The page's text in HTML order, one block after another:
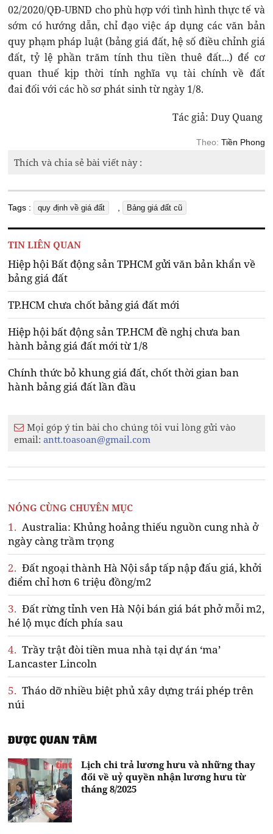
02/2020/QĐ-UBND cho phù hợp với tình hình thực tế và
sớm có hướng dẫn, chỉ đạo việc áp dụng các văn bản
quy phạm pháp luật (bảng giá đất, hệ số điều chỉnh giá
đất, tỷ lệ phần trăm tính thu tiền thuê đất...) để cơ
quan thuế kịp thời tính nghĩa vụ tài chính về đất
đai đối với các hồ sơ phát sinh từ ngày 1/8.
Tác giả: Duy Quang
Theo: Tiền Phong
Thích và chia sẻ bài viết này :
Tags : quy định về giá đất Bảng giá đất cũ
TIN LIÊN QUAN
Hiệp hội Bất động sản TPHCM gửi văn bản khẩn về
bảng giá đất
TP.HCM chưa chốt bảng giá đất mới
Hiệp hội bất động sản TP.HCM đề nghị chưa ban
hành bảng giá đất mới từ 1/8
Chính thức bỏ khung giá đất, chốt thời gian ban
hành bảng giá đất lần đầu
Mọi góp ý tin bài cho chúng tôi vui lòng gửi vào
email:antt.toasoan@gmail.com
NÓNG CÙNG CHUYÊN MỤC
1. Australia: Khủng hoảng thiếu nguồn cung nhà ở
ngày càng trầm trọng
2. Đất ngoại thành Hà Nội sắp tấp nập đấu giá, khởi
điểm chỉ hơn 6 triệu đồng/m2
3. Đất rừng tỉnh ven Hà Nội bán giá bát phở mỗi m2,
hé lộ mục đích phía sau
4. Trầy trật đòi tiền mua nhà tại dự án ‘ma’
Lancaster Lincoln
5. Tháo dỡ nhiều biệt phủ xây dựng trái phép trên
núi
ĐƯỢC QUAN TÂM
Lịch chi trả lương hưu và những thay
đổi về uỷ quyền nhận lương hưu từ
tháng 8/2025